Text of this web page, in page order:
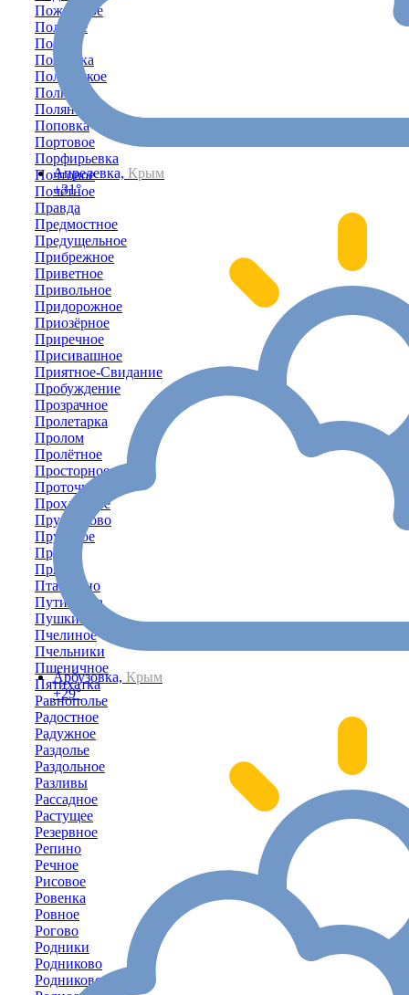
Апрелевка, Крым
+31°
Арбузовка, Крым
+29°
Пожарское
Полевое
Пологи
Полтавка
Полтавское
Полюшко
Поляна
Поповка
Портовое
Порфирьевка
Почтовое
Почётное
Правда
Предмостное
Предущельное
Прибрежное
Приветное
Привольное
Придорожное
Приозёрное
Приречное
Присивашное
Приятное-Свидание
Пробуждение
Прозрачное
Пролетарка
Пролом
Пролётное
Просторное
Проточное
Прохладное
Прудниково
Прудовое
Пруды
Прямое
Пташкино
Путиловка
Пушкино
Пчелиное
Пчельники
Пшеничное
Пятихатка
Равнополье
Радостное
Радужное
Раздолье
Раздольное
Разливы
Рассадное
Растущее
Резервное
Репино
Речное
Рисовое
Ровенка
Ровное
Рогово
Родники
Родниково
Родниковское